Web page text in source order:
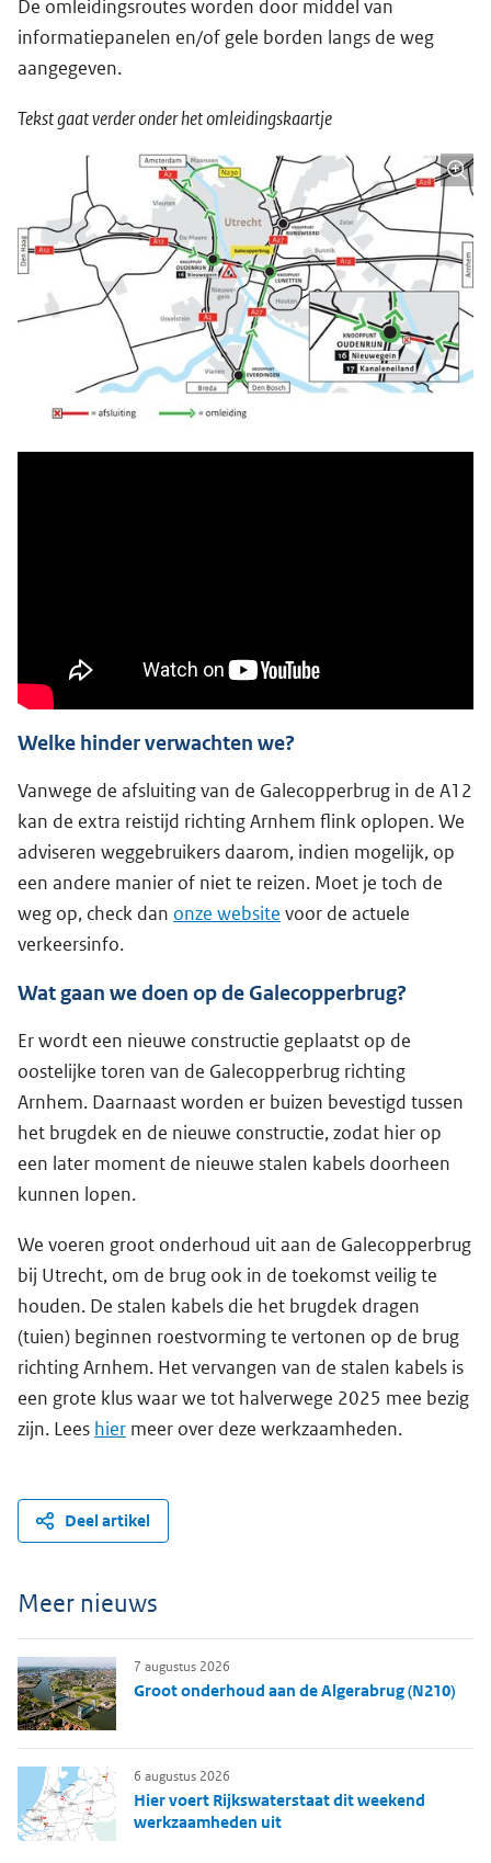
De omleidingsroutes worden door middel van
informatiepanelen en/of gele borden langs de weg
aangegeven.
Tekst gaat verder onder het omleidingskaartje
Welke hinder verwachten we?
Vanwege de afsluiting van de Galecopperbrug in de A12
kan de extra reistijd richting Arnhem flink oplopen. We
adviseren weggebruikers daarom, indien mogelijk, op
een andere manier of niet te reizen. Moet je toch de
weg op, check dan onze website voor de actuele
verkeersinfo.
Wat gaan we doen op de Galecopperbrug?
Er wordt een nieuwe constructie geplaatst op de
oostelijke toren van de Galecopperbrug richting
Arnhem. Daarnaast worden er buizen bevestigd tussen
het brugdek en de nieuwe constructie, zodat hier op
een later moment de nieuwe stalen kabels doorheen
kunnen lopen.
We voeren groot onderhoud uit aan de Galecopperbrug
bij Utrecht, om de brug ook in de toekomst veilig te
houden. De stalen kabels die het brugdek dragen
(tuien) beginnen roestvorming te vertonen op de brug
richting Arnhem. Het vervangen van de stalen kabels is
een grote klus waar we tot halverwege 2025 mee bezig
zijn. Lees hier meer over deze werkzaamheden.
Deel artikel
Meer nieuws
Groot onderhoud aan de Algerabrug (N210)
7 augustus 2026
Hier voert Rijkswaterstaat dit weekend
werkzaamheden uit
6 augustus 2026